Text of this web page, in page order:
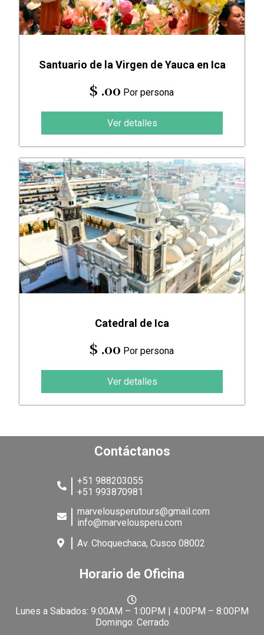
Santuario de la Virgen de Yauca en Ica
$ .00 Por persona
Ver detalles
Catedral de Ica
$ .00 Por persona
Ver detalles
Contáctanos
+51 988203055
+51 993870981
marvelousperutours@gmail.com
info@marvelousperu.com
Av. Choquechaca, Cusco 08002
Horario de Oficina
Lunes a Sabados: 9:00AM – 1:00PM | 4:00PM – 8:00PM
Domingo: Cerrado